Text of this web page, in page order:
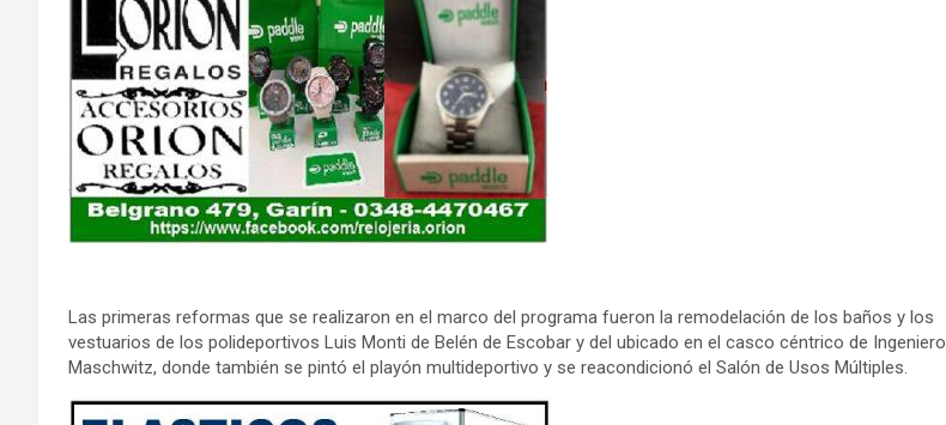
Las primeras reformas que se realizaron en el marco del programa fueron la remodelación de los baños y los
vestuarios de los polideportivos Luis Monti de Belén de Escobar y del ubicado en el casco céntrico de Ingeniero
Maschwitz, donde también se pintó el playón multideportivo y se reacondicionó el Salón de Usos Múltiples.